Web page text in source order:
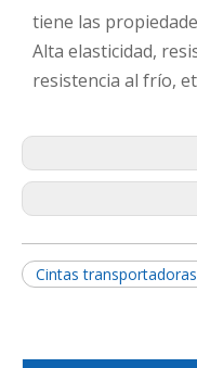
tiene las
Alta elasticidad,
resistencia al frío,
Cintas